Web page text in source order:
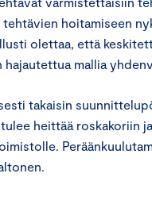
hoitamiseen
olettaa, että
mallia
takaisin
heittää roskakoriin